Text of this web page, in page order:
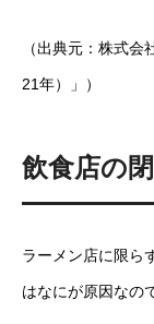
（出典元：株式
21年）」）
飲食店の
ラーメン店に限ら
はなにが原因なの